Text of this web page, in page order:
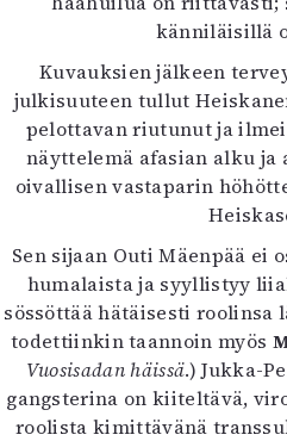
känniläisillä
Kuvauksien jälkeen
julkisuuteen tullut
pelottavan riutunut ja
näyttelemä afasian alku
oivallisen vastaparin
Sen sijaan Outi Mäenpää ei
humalaista ja syyllistyy
sössöttää hätäisesti roolinsa
todettiinkin taannoin myös
Vuosisadan häissä.) Jukka-
gangsterina on kiiteltävä,
roolista kimittävänä